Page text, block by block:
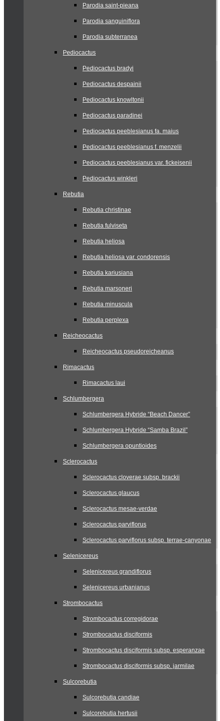
Parodia saint-pieana
Parodia sanguiniflora
Parodia subterranea
Pediocactus
Pediocactus bradyi
Pediocactus despainii
Pediocactus knowltonii
Pediocactus paradinei
Pediocactus peeblesianus fa. maius
Pediocactus peeblesianus f. menzelii
Pediocactus peeblesianus var. fickeisenii
Pediocactus winkleri
Rebutia
Rebutia christinae
Rebutia fulviseta
Rebutia heliosa
Rebutia heliosa var. condorensis
Rebutia kariusiana
Rebutia marsoneri
Rebutia minuscula
Rebutia perplexa
Reicheocactus
Reicheocactus pseudoreicheanus
Rimacactus
Rimacactus laui
Schlumbergera
Schlumbergera Hybride “Beach Dancer”
Schlumbergera Hybride “Samba Brazil”
Schlumbergera opuntioides
Sclerocactus
Sclerocactus cloverae subsp. brackii
Sclerocactus glaucus
Sclerocactus mesae-verdae
Sclerocactus parviflorus
Sclerocactus parviflorus subsp. terrae-canyonae
Selenicereus
Selenicereus grandiflorus
Selenicereus urbanianus
Strombocactus
Strombocactus corregidorae
Strombocactus disciformis
Strombocactus disciformis subsp. esperanzae
Strombocactus disciformis subsp. jarmilae
Sulcorebutia
Sulcorebutia candiae
Sulcorebutia hertusii